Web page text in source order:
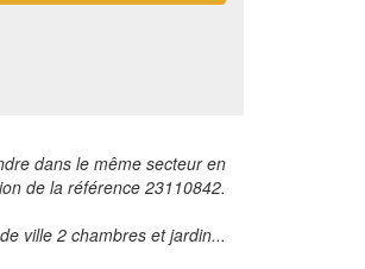
dans le même secteur en
de la référence 23110842.
ville 2 chambres et jardin...